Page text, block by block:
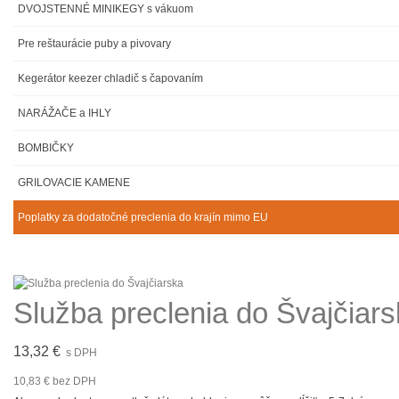
DVOJSTENNÉ MINIKEGY s vákuom
Pre reštaurácie puby a pivovary
Kegerátor keezer chladič s čapovaním
NARÁŽAČE a IHLY
BOMBIČKY
GRILOVACIE KAMENE
Poplatky za dodatočné preclenia do krajín mimo EU
Služba preclenia do
13,32 € s DPH
10,83 € bez DPH